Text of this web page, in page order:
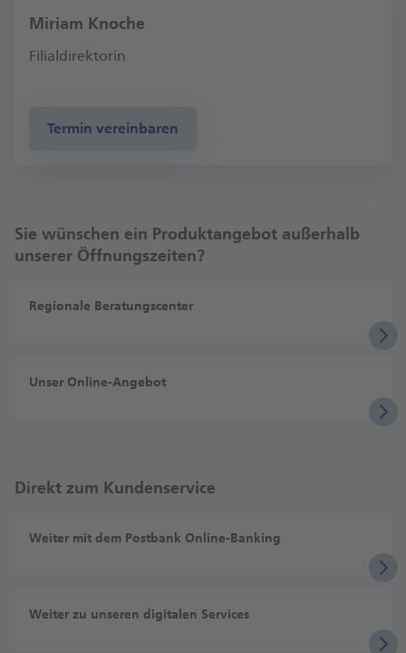
Miriam Knoche
Filialdirektorin
Termin vereinbaren
Sie wünschen ein Produktangebot außerhalb
unserer Öffnungszeiten?
Regionale Beratungscenter
Unser Online-Angebot
Direkt zum Kundenservice
Weiter mit dem Postbank Online-Banking
Weiter zu unseren digitalen Services